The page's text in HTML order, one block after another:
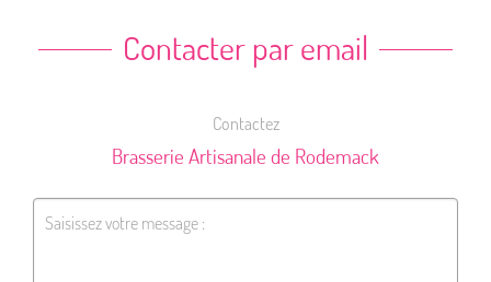
Contacter par email
Contactez
Brasserie Artisanale de Rodemack